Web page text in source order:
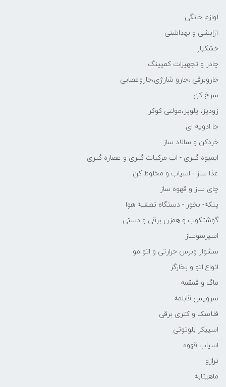
لوازم خانگی
آرایشی و بهداشتی
خشکبار
چادر و تجهیزات کمپینگ
جاروبرقی ،جارو شارژی،جاروعصایی
سرخ کن
زودپز، پلوپز،مولتی کوکر
جا ادویه ای
خردکن و سالاد ساز
ابمیوه گیری - اب مرکبات گیری و عصاره گیری
غذا ساز - اسیاب و مخلوط کن
چای ساز و قهوه ساز
پنکه- بخور - دستگاه تصفیه هوا
گوشتکوب و همزن برقی و دستی
اسپرسوساز
سشوار وبرس حرارتی و اتو مو
انواع اتو و بخارگر
ماگ و قمقمه
سرویس قابلمه
فلاسک و کتری برقی
اسپیکر بلوتوثی
اسیاب قهوه
ترازو
ماهیتابه